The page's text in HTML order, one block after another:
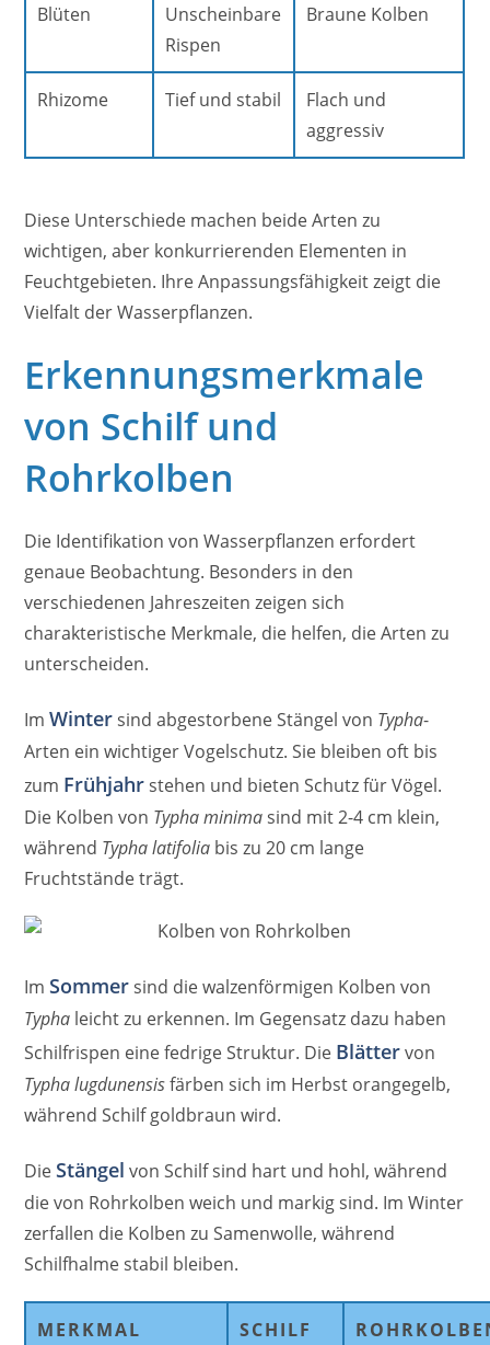
Blüten
Unscheinbare
Rispen
Braune Kolben
Rhizome Tief und stabil
Flach und
aggressiv
Diese Unterschiede machen beide Arten zu
wichtigen, aber konkurrierenden Elementen in
Feuchtgebieten. Ihre Anpassungsfähigkeit zeigt die
Vielfalt der Wasserpflanzen.
Erkennungsmerkmale
von Schilf und
Rohrkolben
Die Identifikation von Wasserpflanzen erfordert
genaue Beobachtung. Besonders in den
verschiedenen Jahreszeiten zeigen sich
charakteristische Merkmale, die helfen, die Arten zu
unterscheiden.
ImWintersind abgestorbene Stängel von Typha-
Arten ein wichtiger Vogelschutz. Sie bleiben oft bis
zum Frühjahrstehen und bieten Schutz für Vögel.
Die Kolben von Typha minimasind mit 2-4 cm klein,
während Typha latifolia bis zu 20 cm lange
Fruchtstände trägt.
ImSommersind die walzenförmigen Kolben von
Typha leicht zu erkennen. Im Gegensatz dazu haben
Schilfrispen eine fedrige Struktur. Die Blättervon
Typha lugdunensisfärben sich im Herbst orangegelb,
während Schilf goldbraun wird.
DieStängel von Schilf sind hart und hohl, während
die von Rohrkolben weich und markig sind. Im Winter
zerfallen die Kolben zu Samenwolle, während
Schilfhalme stabil bleiben.
MERKMAL SCHILF